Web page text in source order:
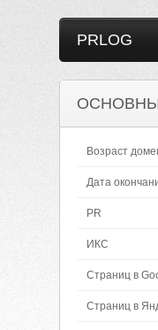
PRLOG
Возраст
Дата
PR
ИКС
Страниц в
Страниц в